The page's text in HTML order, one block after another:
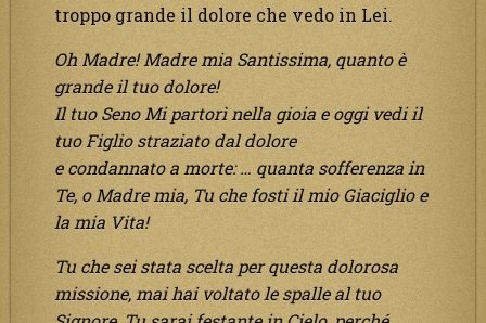
troppo grande il dolore che vedo in Lei.
Oh Madre! Madre mia Santissima, quanto è
grande il tuo dolore!
Il tuo Seno Mi partorì nella gioia e oggi vedi il
tuo Figlio straziato dal dolore
e condannato a morte: … quanta sofferenza in
Te, o Madre mia, Tu che fosti il mio Giaciglio e
la mia Vita!
Tu che sei stata scelta per questa dolorosa
missione, mai hai voltato le spalle al tuo